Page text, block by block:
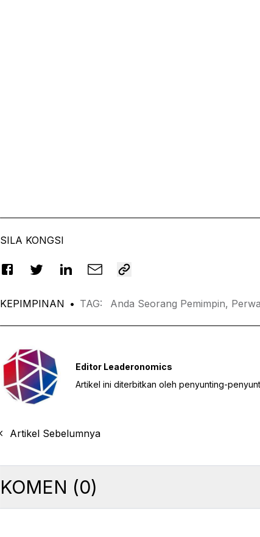
SILA KONGSI
KEPIMPINAN • TAG: Anda Seorang Pemimpin,
Editor Leaderonomics
Artikel ini diterbitkan oleh penyunting-
Artikel Sebelumnya
KOMEN (0)